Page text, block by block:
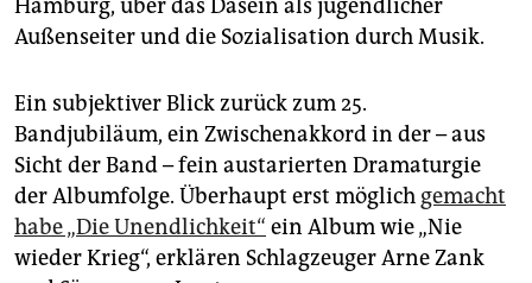
Hamburg, über das Dasein als jugendlicher
Außenseiter und die Sozialisation durch Musik.
Ein subjektiver Blick zurück zum 25.
Bandjubiläum, ein Zwischenakkord in der – aus
Sicht der Band – fein austarierten Dramaturgie
der Albumfolge. Überhaupt erst möglich gemacht
habe „Die Unendlichkeit“ ein Album wie „Nie
wieder Krieg“, erklären Schlagzeuger Arne Zank